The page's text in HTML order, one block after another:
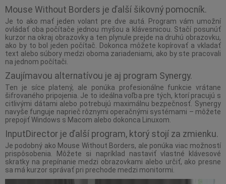
Mouse Without Borders je ďalší šikovný pomocník.
Je to ako mať jeden volant pre dve autá. Program vám umožní
ovládať oba počítače jednou myšou a klávesnicou. Stačí posunúť
kurzor na okraj obrazovky a ten plynule prejde na druhú obrazovku,
ako by to bol jeden počítač. Dokonca môžete kopírovať a vkladať
text alebo súbory medzi oboma zariadeniami, ako by ste pracovali
na jednom počítači.
Zaujímavou alternatívou je aj program Synergy.
Ten je síce platený, ale ponúka profesionálne funkcie vrátane
šifrovaného pripojenia. Je to ideálna voľba pre tých, ktorí pracujú s
citlivými dátami alebo potrebujú maximálnu bezpečnosť. Synergy
navyše funguje naprieč rôznymi operačnými systémami – môžete
prepojiť Windows s Macom alebo dokonca Linuxom.
InputDirector je ďalší program, ktorý stojí za zmienku.
Je podobný ako Mouse Without Borders, ale ponúka viac možností
prispôsobenia. Môžete si napríklad nastaviť vlastné klávesové
skratky na prepínanie medzi obrazovkami alebo určiť, ako presne
sa má kurzor správať pri prechode medzi monitormi.